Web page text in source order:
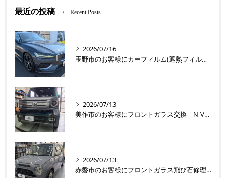
最近の投稿 Recent Posts
2026/07/16
玉野市のお客様にカーフィルム(遮熱フィルム) V60【nexus株式会社】
2026/07/13
美作市のお客様にフロントガラス交換 N-VAN【nexus株式会社】
2026/07/13
赤磐市のお客様にフロントガラス飛び石修理 ラパン【nexus株式会社】